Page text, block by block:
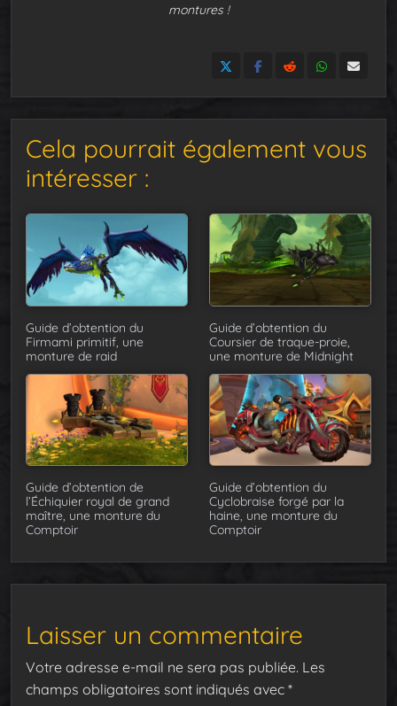
montures !
Cela pourrait également vous
intéresser :
Guide d’obtention du
Firmami primitif, une
monture de raid
Guide d’obtention du
Coursier de traque-proie,
une monture de Midnight
Guide d’obtention de
l’Échiquier royal de grand
maître, une monture du
Comptoir
Guide d’obtention du
Cyclobraise forgé par la
haine, une monture du
Comptoir
Laisser un commentaire
Votre adresse e-mail ne sera pas publiée. Les
champs obligatoires sont indiqués avec *